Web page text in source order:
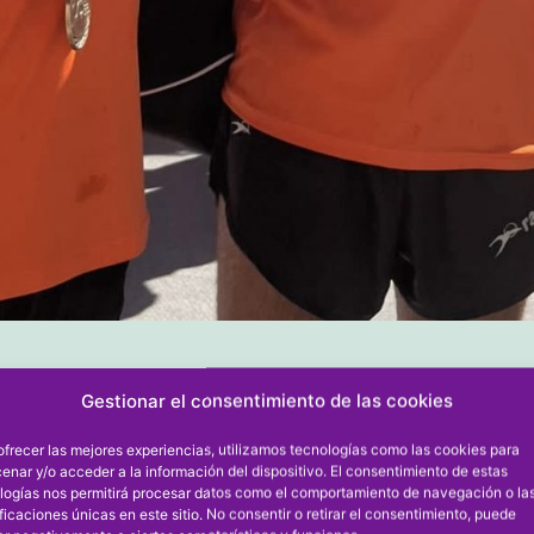
Gestionar el consentimiento de las cookies
las mejores experiencias, utilizamos tecnologías como las cookies para
y/o acceder a la información del dispositivo. El consentimiento de estas
nos permitirá procesar datos como el comportamiento de navegación o
únicas en este sitio. No consentir o retirar el consentimiento, puede
(Dénia) y Marco García (Moraira), atletas
de Atletismo CA Baleària Diànium, se
campeones de España Sub 16 con la